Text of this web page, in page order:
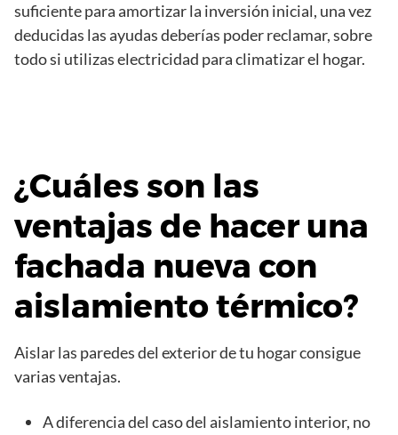
suficiente para amortizar la inversión inicial, una vez
deducidas las ayudas deberías poder reclamar, sobre
todo si utilizas electricidad para climatizar el hogar.
¿Cuáles son las
ventajas de hacer una
fachada nueva con
aislamiento térmico?
Aislar las paredes del exterior de tu hogar consigue
varias ventajas.
A diferencia del caso del aislamiento interior, no